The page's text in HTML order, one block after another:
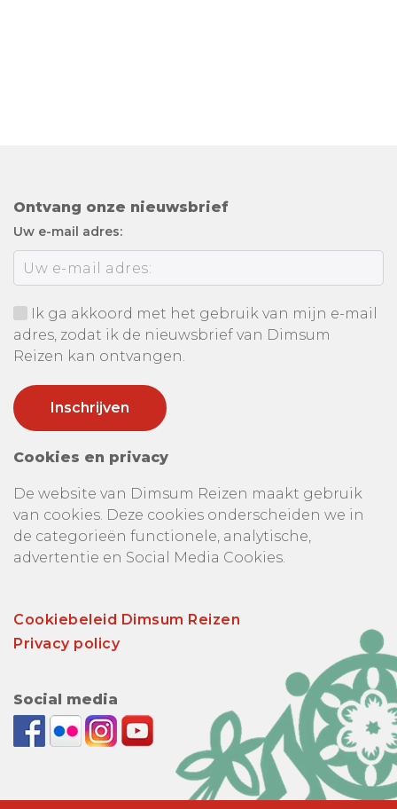
Ontvang onze nieuwsbrief
Uw e-mail adres:
Ik ga akkoord met het gebruik van mijn e-mail
adres, zodat ik de nieuwsbrief van Dimsum
Reizen kan ontvangen.
Cookies en privacy
De website van Dimsum Reizen maakt gebruik
van cookies. Deze cookies onderscheiden we in
de categorieën functionele, analytische,
advertentie en Social Media Cookies.
Cookiebeleid Dimsum Reizen
Privacy policy
Social media